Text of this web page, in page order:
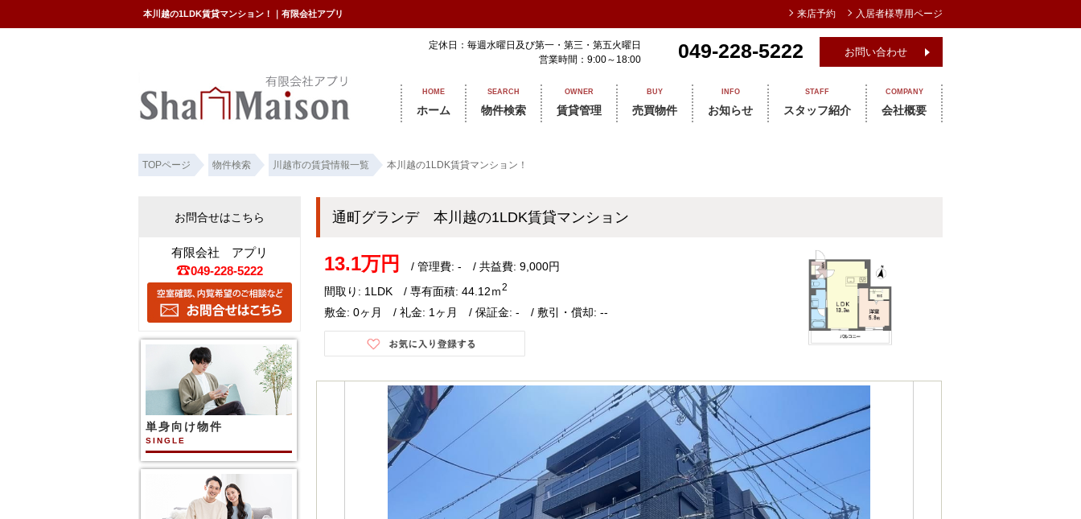
本川越の1LDK賃貸マンション！｜有限会社アプリ
定休日：毎週水曜日及び第一・第三・第五火曜日
営業時間：9:00～18:00
049-228-5222 お問い合わせ
HOME
ホーム
SEARCH
物件検索
OWNER
賃貸管理
BUY
売買物件
INFO
お知らせ
STAFF
スタッフ紹介
COMPANY
会社概要
TOPページ 物件検索 川越市の賃貸情報一覧 本川越の1LDK賃貸マンション！
通町グランデ 本川越の1LDK賃貸マンション
13.1万円
/ 管理費: - / 共益費: 9,000円
間取り: 1LDK / 専有面積: 44.12ｍ2
敷金: 0ヶ月 / 礼金: 1ヶ月 / 保証金: - / 敷引・償却: --
お問合せはこちら
有限会社 アプリ
049-228-5222
単身向け物件
SINGLE
来店予約 入居者様専用ページ